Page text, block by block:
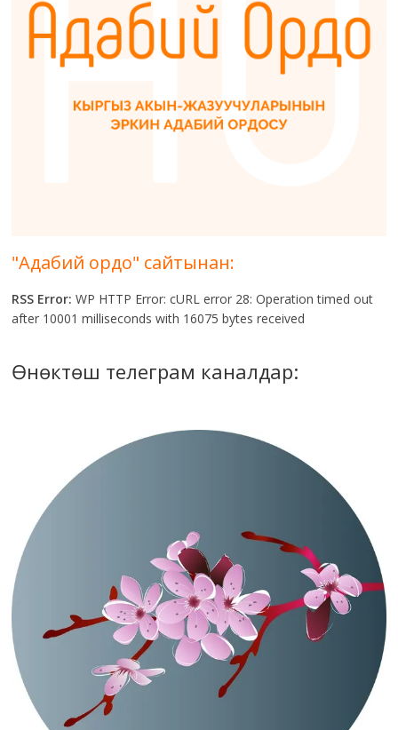
"Адабий ордо" сайтынан:
RSS Error: WP HTTP Error: cURL error 28: Operation timed out
after 10001 milliseconds with 16075 bytes received
Өнөктөш телеграм каналдар: